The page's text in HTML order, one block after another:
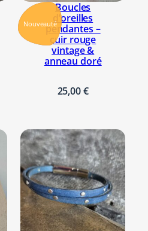
Nouveauté
Boucles
d’oreilles
pendantes –
cuir rouge
vintage &
anneau doré
25,00€